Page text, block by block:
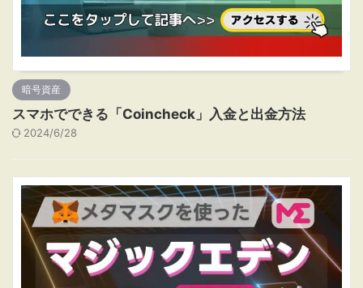
暗号資産
スマホでできる「Coincheck」入金と出金方法
2024/6/28